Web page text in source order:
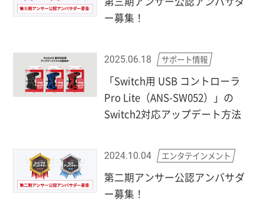
ー募集！
2025.06.18 サポート情報
「Switch用 USB コントローラ
Pro Lite（ANS-SW052）」の
Switch2対応アップデート方法
2024.10.04 エンタテインメント
第二期アンサー公認アンバサダ
ー募集！